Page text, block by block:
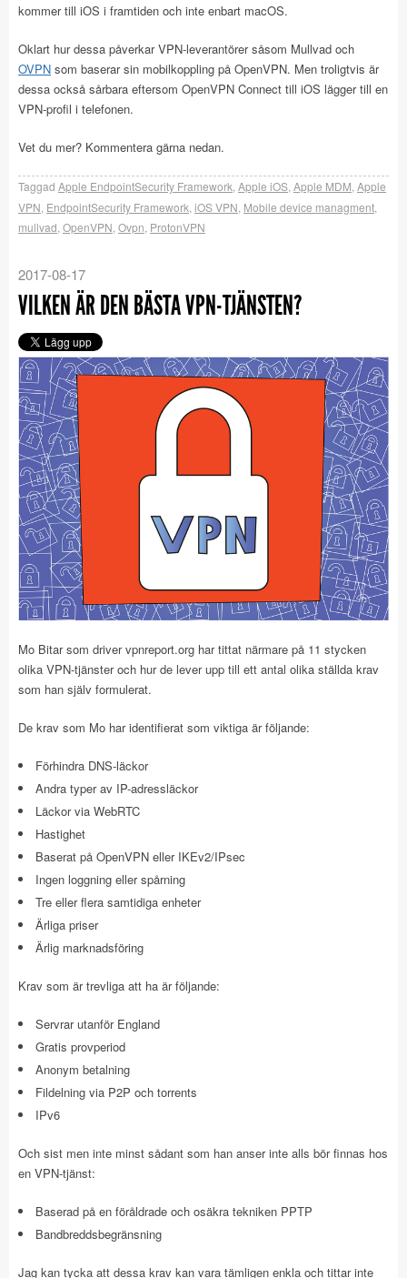
kommer till iOS i framtiden och inte enbart macOS.
Oklart hur dessa påverkar VPN-leverantörer såsom Mullvad och
OVPN som baserar sin mobilkoppling på OpenVPN. Men troligtvis är
dessa också sårbara eftersom OpenVPN Connect till iOS lägger till en
VPN-profil i telefonen.
Vet du mer? Kommentera gärna nedan.
Taggad Apple EndpointSecurity Framework Apple iOS Apple MDM Apple
VPN EndpointSecurity Framework iOS VPN Mobile device managment
mullvad OpenVPN Ovpn ProtonVPN
2017-08-17
VILKEN ÄR DEN BÄSTA VPN-TJÄNSTEN?
Mo Bitar som driver vpnreport.org har tittat närmare på 11 stycken
olika VPN-tjänster och hur de lever upp till ett antal olika ställda krav
som han själv formulerat.
De krav som Mo har identifierat som viktiga är följande:
Förhindra DNS-läckor
Andra typer av IP-adressläckor
Läckor via WebRTC
Hastighet
Baserat på OpenVPN eller IKEv2/IPsec
Ingen loggning eller spårning
Tre eller flera samtidiga enheter
Ärliga priser
Ärlig marknadsföring
Krav som är trevliga att ha är följande:
Servrar utanför England
Gratis provperiod
Anonym betalning
Fildelning via P2P och torrents
IPv6
Och sist men inte minst sådant som han anser inte alls bör finnas hos
en VPN-tjänst:
Baserad på en föråldrade och osäkra tekniken PPTP
Bandbreddsbegränsning
Jag kan tycka att dessa krav kan vara tämligen enkla och tittar inte